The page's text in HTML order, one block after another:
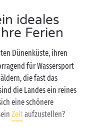
ideales
Ferien
Dünenküste, ihren
für Wassersport
die fast das
die Landes ein reines
eine schönere
Zeltaufzustellen?